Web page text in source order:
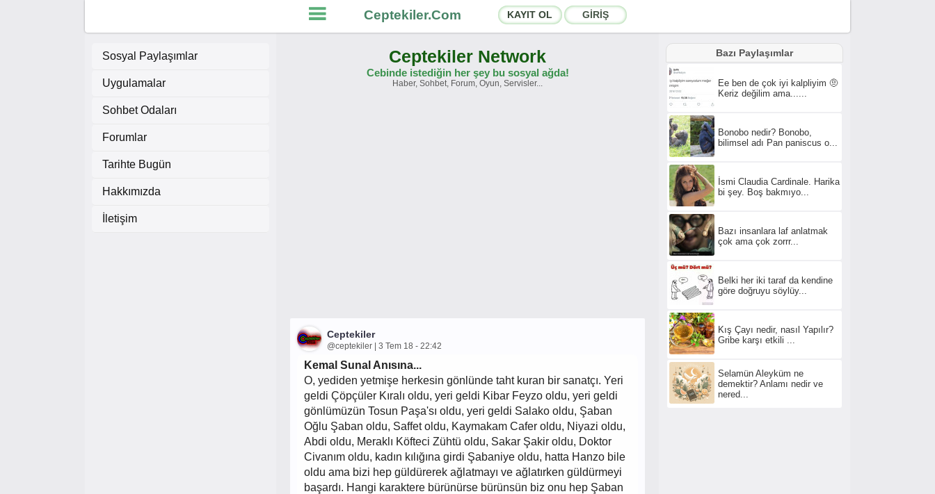
Ceptekiler.Com KAYIT OL GİRİŞ
Sosyal Paylaşımlar
Uygulamalar
Sohbet Odaları
Forumlar
Tarihte Bugün
Hakkımızda
İletişim
Sosyal Paylaşımlar
Ceptekiler Network
Cebinde istediğin her şey bu sosyal ağda!
Haber, Sohbet, Forum, Oyun, Servisler...
Ceptekiler
@ceptekiler | 3 Tem 18 - 22:42
Kemal Sunal Anısına...
O, yediden yetmişe herkesin gönlünde taht kuran bir sanatçı. Yeri
geldi Çöpçüler Kıralı oldu, yeri geldi Kibar Feyzo oldu, yeri geldi
gönlümüzün Tosun Paşa'sı oldu, yeri geldi Salako oldu, Şaban
Oğlu Şaban oldu, Saffet oldu, Kaymakam Cafer oldu, Niyazi oldu,
Abdi oldu, Meraklı Köfteci Zühtü oldu, Sakar Şakir oldu, Doktor
Civanım oldu, kadın kılığına girdi Şabaniye oldu, hatta Hanzo bile
oldu ama bizi hep güldürerek ağlatmayı ve ağlatırken güldürmeyi
başardı. Hangi karaktere bürünürse bürünsün biz onu hep Şaban
Bazı Paylaşımlar
Ee ben de çok iyi kalpliyim 🤨
Keriz değilim ama......
Bonobo nedir? Bonobo,
bilimsel adı Pan paniscus o...
İsmi Claudia Cardinale. Harika
bi şey. Boş bakmıyo...
Bazı insanlara laf anlatmak
çok ama çok zorrr...
Belki her iki taraf da kendine
göre doğruyu söylüy...
Kış Çayı nedir, nasıl Yapılır?
Gribe karşı etkili ...
Selamün Aleyküm ne
demektir? Anlamı nedir ve
nered...